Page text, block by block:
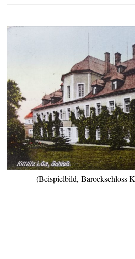
(Beispielbild, Barockschloss